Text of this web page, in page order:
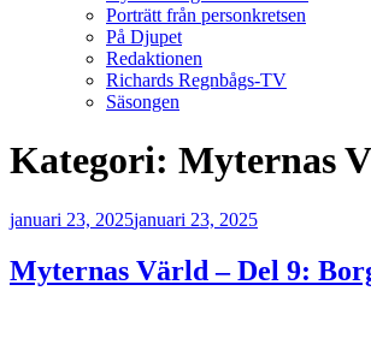
Porträtt från personkretsen
På Djupet
Redaktionen
Richards Regnbågs-TV
Säsongen
Kategori: Myternas
Publicerat
januari 23, 2025januari 23, 2025
Myternas Värld – Del 9: